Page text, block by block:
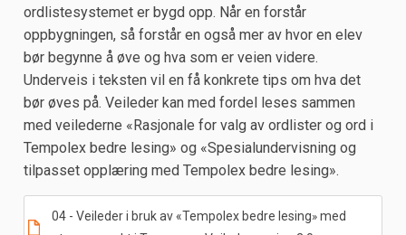
ordlistesystemet er bygd opp. Når en forstår
oppbygningen, så forstår en også mer av hvor en elev
bør begynne å øve og hva som er veien videre.
Underveis i teksten vil en få konkrete tips om hva det
bør øves på. Veileder kan med fordel leses sammen
med veilederne «Rasjonale for valg av ordlister og ord i
Tempolex bedre lesing» og «Spesialundervisning og
tilpasset opplæring med Tempolex bedre lesing».
04 - Veileder i bruk av «Tempolex bedre lesing» med